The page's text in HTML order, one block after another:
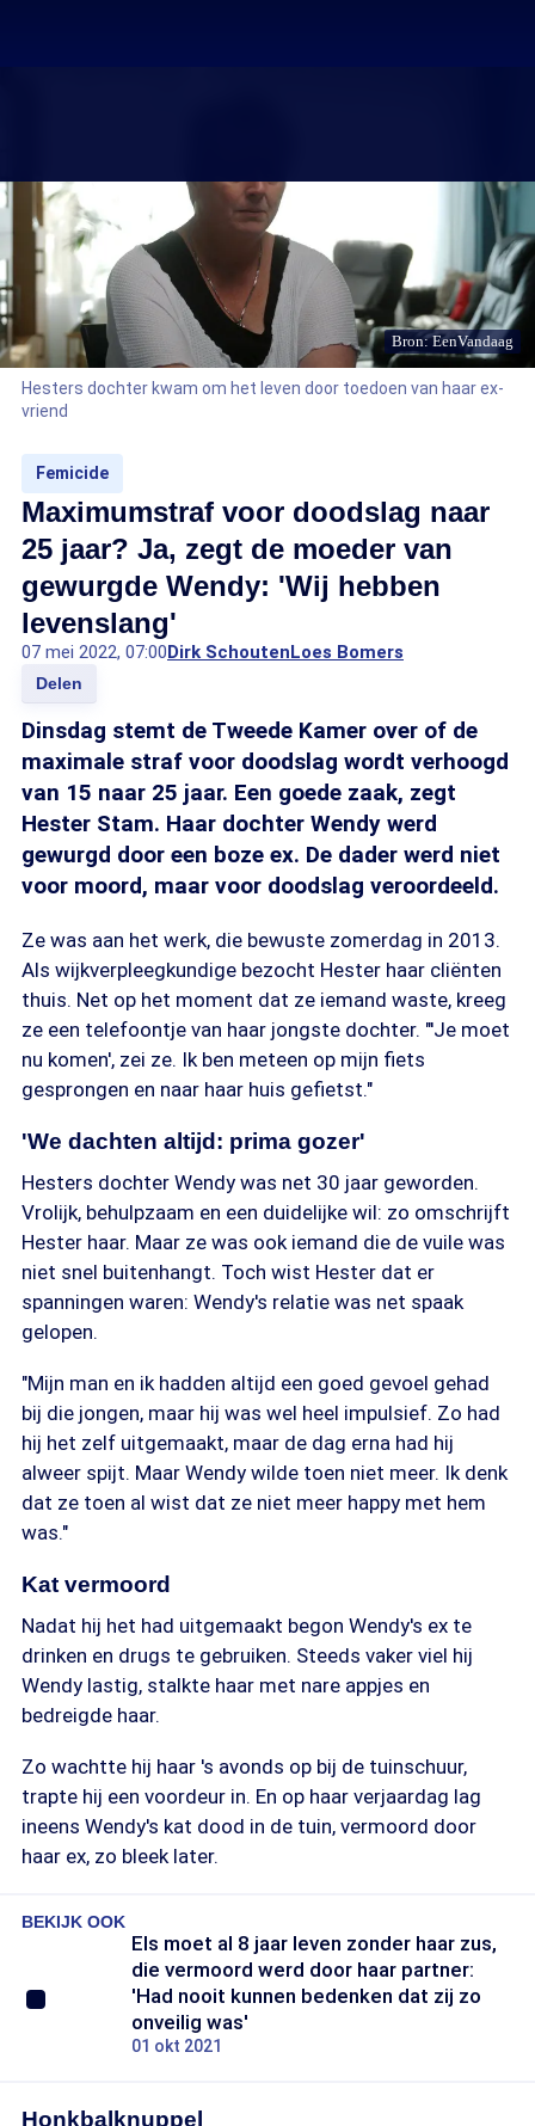
Bron: EenVandaag
Hesters dochter kwam om het leven door toedoen van haar ex-
vriend
Femicide
Maximumstraf voor doodslag naar
25 jaar? Ja, zegt de moeder van
gewurgde Wendy: 'Wij hebben
levenslang'
07 mei 2022, 07:00Dirk SchoutenLoes Bomers
Delen
Dinsdag stemt de Tweede Kamer over of de
maximale straf voor doodslag wordt verhoogd
van 15 naar 25 jaar. Een goede zaak, zegt
Hester Stam. Haar dochter Wendy werd
gewurgd door een boze ex. De dader werd niet
voor moord, maar voor doodslag veroordeeld.
Ze was aan het werk, die bewuste zomerdag in 2013.
Als wijkverpleegkundige bezocht Hester haar cliënten
thuis. Net op het moment dat ze iemand waste, kreeg
ze een telefoontje van haar jongste dochter. "'Je moet
nu komen', zei ze. Ik ben meteen op mijn fiets
gesprongen en naar haar huis gefietst."
'We dachten altijd: prima gozer'
Hesters dochter Wendy was net 30 jaar geworden.
Vrolijk, behulpzaam en een duidelijke wil: zo omschrijft
Hester haar. Maar ze was ook iemand die de vuile was
niet snel buitenhangt. Toch wist Hester dat er
spanningen waren: Wendy's relatie was net spaak
gelopen.
"Mijn man en ik hadden altijd een goed gevoel gehad
bij die jongen, maar hij was wel heel impulsief. Zo had
hij het zelf uitgemaakt, maar de dag erna had hij
alweer spijt. Maar Wendy wilde toen niet meer. Ik denk
dat ze toen al wist dat ze niet meer happy met hem
was."
Kat vermoord
Nadat hij het had uitgemaakt begon Wendy's ex te
drinken en drugs te gebruiken. Steeds vaker viel hij
Wendy lastig, stalkte haar met nare appjes en
bedreigde haar.
Zo wachtte hij haar 's avonds op bij de tuinschuur,
trapte hij een voordeur in. En op haar verjaardag lag
ineens Wendy's kat dood in de tuin, vermoord door
haar ex, zo bleek later.
BEKIJK OOK
Els moet al 8 jaar leven zonder haar zus,
die vermoord werd door haar partner:
'Had nooit kunnen bedenken dat zij zo
onveilig was'
01 okt 2021
Honkbalknuppel